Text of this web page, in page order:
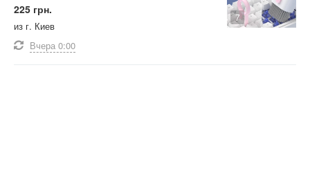
7
225 грн.
из г. Киев
Вчера 0:00